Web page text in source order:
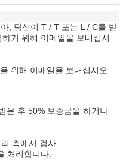
, 당신이 T / T 또는 L / C를 받
기 위해 이메일을 보내십시
위해 이메일을 보내십시오.
은 후 50% 보증금을 하거나
측에서 검사.
처리합니다.